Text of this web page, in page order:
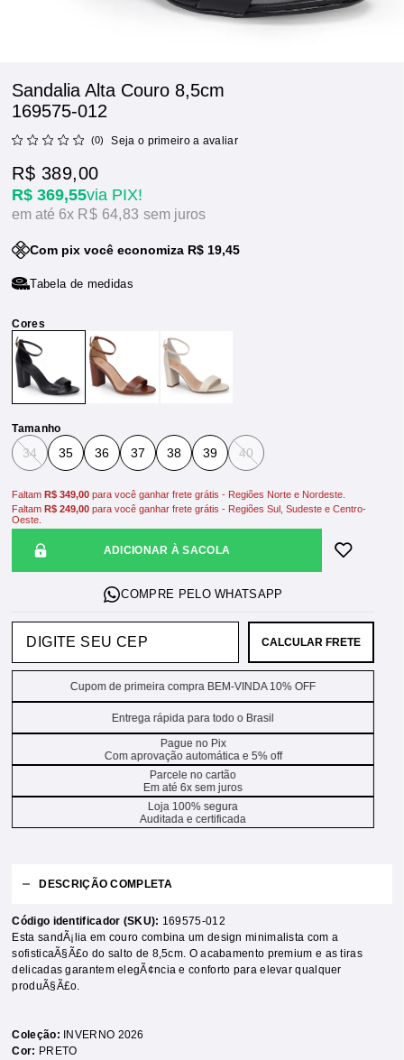
Sandalia Alta Couro 8,5cm
169575-012
(0) Seja o primeiro a avaliar
R$ 369,55via PIX!
R$ 389,00
6x R$ 64,83sem juros
Com pix você economiza R$ 19,45
Tabela de medidas
Tamanho
34 35 36 37 38 39 40
ADICIONAR À SACOLA
FaltamR$ 349,00 para você ganhar frete grátis - Regiões Norte e Nordeste.
FaltamR$ 249,00 para você ganhar frete grátis - Regiões Sul, Sudeste e Centro-
Oeste.
CALCULAR FRETE
Cupom de primeira compra BEM-VINDA 10% OFF
Entrega rápida para todo o Brasil
Pague no Pix
Com aprovação automática e 5% off
Parcele no cartão
Em até 6x sem juros
Loja 100% segura
Auditada e certificada
DESCRIÇÃO COMPLETA
Código identificador (SKU): 169575-012
Esta sandÃ¡lia em couro combina um design minimalista com a
sofisticaÃ§Ã£o do salto de 8,5cm. O acabamento premium e as tiras
delicadas garantem elegÃ¢ncia e conforto para elevar qualquer
produÃ§Ã£o.
Coleção:
INVERNO 2026
Cor: PRETO